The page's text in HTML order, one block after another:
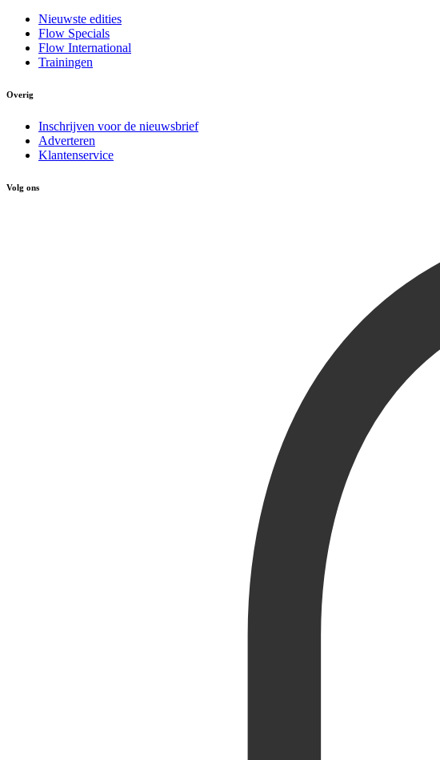
Nieuwste edities
Flow Specials
Flow International
Trainingen
Overig
Inschrijven voor de nieuwsbrief
Adverteren
Klantenservice
Volg ons